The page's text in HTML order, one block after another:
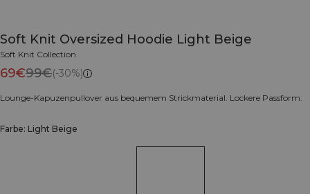
Soft Knit Oversized Hoodie Light Beige
Soft Knit Collection
69€99€(-30%)
Lounge-Kapuzenpullover aus bequemem Strickmaterial. Lockere Passform.
Farbe: Light Beige